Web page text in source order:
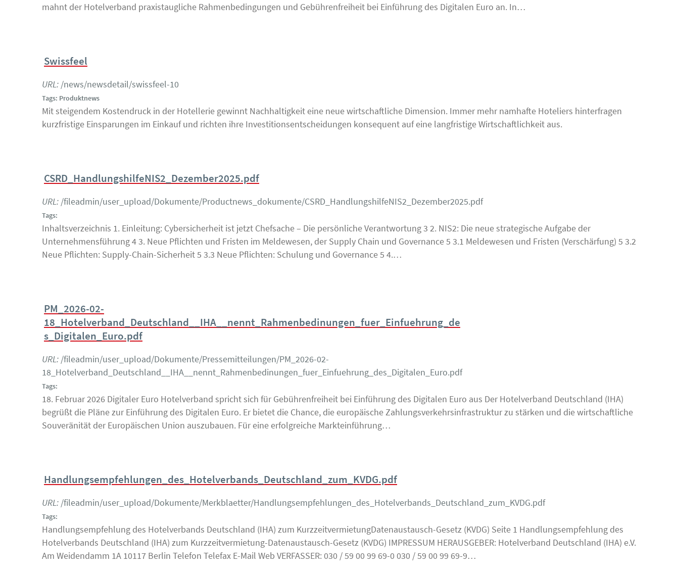
mahnt der Hotelverband praxistaugliche Rahmenbedingungen und Gebührenfreiheit bei Einführung des Digitalen Euro an. In…
Swissfeel
URL: /news/newsdetail/swissfeel-10
Tags: Produktnews
Mit steigendem Kostendruck in der Hotellerie gewinnt Nachhaltigkeit eine neue wirtschaftliche Dimension. Immer mehr namhafte Hoteliers hinterfragen
kurzfristige Einsparungen im Einkauf und richten ihre Investitionsentscheidungen konsequent auf eine langfristige Wirtschaftlichkeit aus.
CSRD_HandlungshilfeNIS2_Dezember2025.pdf
URL: /fileadmin/user_upload/Dokumente/Productnews_dokumente/CSRD_HandlungshilfeNIS2_Dezember2025.pdf
Tags:
Inhaltsverzeichnis 1. Einleitung: Cybersicherheit ist jetzt Chefsache – Die persönliche Verantwortung 3 2. NIS2: Die neue strategische Aufgabe der
Unternehmensführung 4 3. Neue Pflichten und Fristen im Meldewesen, der Supply Chain und Governance 5 3.1 Meldewesen und Fristen (Verschärfung) 5 3.2
Neue Pflichten: Supply-Chain-Sicherheit 5 3.3 Neue Pflichten: Schulung und Governance 5 4.…
PM_2026-02-
18_Hotelverband_Deutschland__IHA__nennt_Rahmenbedinungen_fuer_Einfuehrung_de
s_Digitalen_Euro.pdf
URL: /fileadmin/user_upload/Dokumente/Pressemitteilungen/PM_2026-02-
18_Hotelverband_Deutschland__IHA__nennt_Rahmenbedinungen_fuer_Einfuehrung_des_Digitalen_Euro.pdf
Tags:
18. Februar 2026 Digitaler Euro Hotelverband spricht sich für Gebührenfreiheit bei Einführung des Digitalen Euro aus Der Hotelverband Deutschland (IHA)
begrüßt die Pläne zur Einführung des Digitalen Euro. Er bietet die Chance, die europäische Zahlungsverkehrsinfrastruktur zu stärken und die wirtschaftliche
Souveränität der Europäischen Union auszubauen. Für eine erfolgreiche Markteinführung…
Handlungsempfehlungen_des_Hotelverbands_Deutschland_zum_KVDG.pdf
URL: /fileadmin/user_upload/Dokumente/Merkblaetter/Handlungsempfehlungen_des_Hotelverbands_Deutschland_zum_KVDG.pdf
Tags:
Handlungsempfehlung des Hotelverbands Deutschland (IHA) zum KurzzeitvermietungDatenaustausch-Gesetz (KVDG) Seite 1 Handlungsempfehlung des
Hotelverbands Deutschland (IHA) zum Kurzzeitvermietung-Datenaustausch-Gesetz (KVDG) IMPRESSUM HERAUSGEBER: Hotelverband Deutschland (IHA) e.V.
Am Weidendamm 1A 10117 Berlin Telefon Telefax E-Mail Web VERFASSER: 030 / 59 00 99 69-0 030 / 59 00 99 69-9…